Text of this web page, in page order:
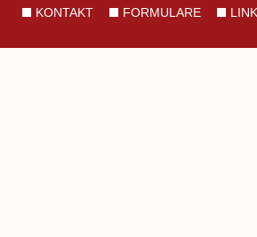
KONTAKT FORMULARE